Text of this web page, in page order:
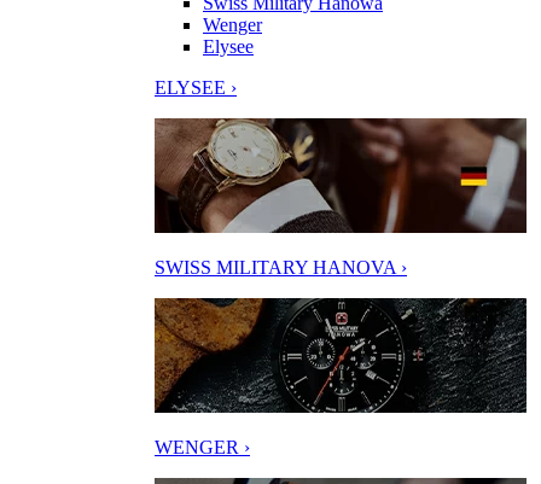
Wenger
Elysee
ELYSEE ›
SWISS MILITARY HANOVA ›
WENGER ›